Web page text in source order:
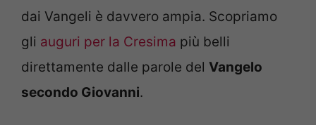
dai Vangeli è davvero ampia. Scopriamo
gli auguri per la Cresima più belli
direttamente dalle parole del Vangelo
secondo Giovanni.